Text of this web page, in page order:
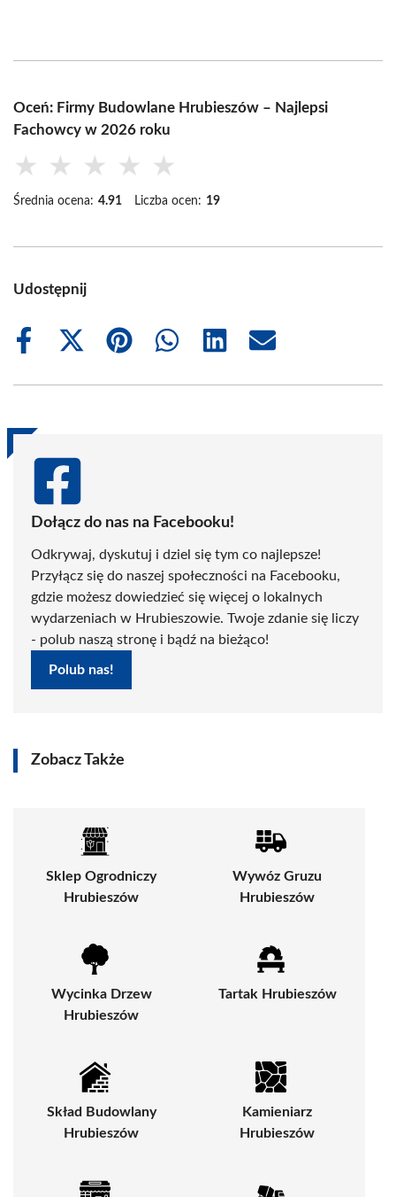
Oceń: Firmy Budowlane Hrubieszów – Najlepsi
Fachowcy w 2026 roku
★ ★ ★ ★ ★
Średnia ocena: 4.91 Liczba ocen: 19
Udostępnij
Share
Share
(Twitter)
Share
Share
Share
Share
Dołącz do nas na Facebooku!
Odkrywaj, dyskutuj i dziel się tym co najlepsze!
Przyłącz się do naszej społeczności na Facebooku,
gdzie możesz dowiedzieć się więcej o lokalnych
wydarzeniach w Hrubieszowie. Twoje zdanie się liczy
- polub naszą stronę i bądź na bieżąco!
Polub nas!
Zobacz Także
Sklep Ogrodniczy
Hrubieszów
Wywóz Gruzu
Hrubieszów
Wycinka Drzew
Hrubieszów
Tartak Hrubieszów
Skład Budowlany
Hrubieszów
Kamieniarz
Hrubieszów